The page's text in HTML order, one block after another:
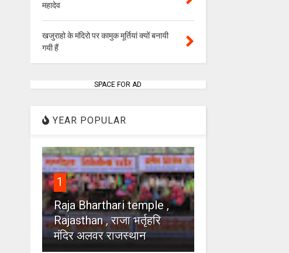
महादेव
खजुराहो के मंदिरो पर कामुक मूर्तियां क्यों बनायी
गयी हैं
SPACE FOR AD
YEAR POPULAR
1
Raja Bharthari temple ,
Rajasthan , राजा भर्तृहरि
मंदिर अलवर राजस्थान